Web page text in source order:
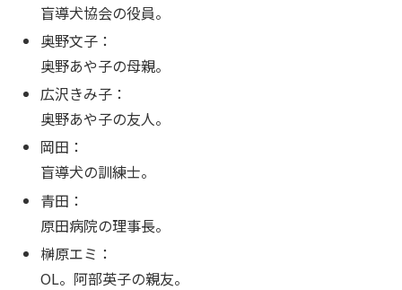
盲導犬協会の役員。
奥野文子：
奥野あや子の母親。
広沢きみ子：
奥野あや子の友人。
岡田：
盲導犬の訓練士。
青田：
原田病院の理事長。
榊原エミ：
OL。阿部英子の親友。